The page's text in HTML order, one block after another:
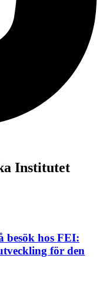
Institutet
besök hos FEI:
för den